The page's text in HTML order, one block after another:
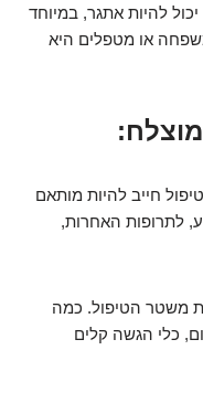
להיות אתגר, במיוחד
או מטפלים היא
חייב להיות מותאם
לתרופות האחרות,
משטר הטיפול. כמה
כלי הגשה קלים